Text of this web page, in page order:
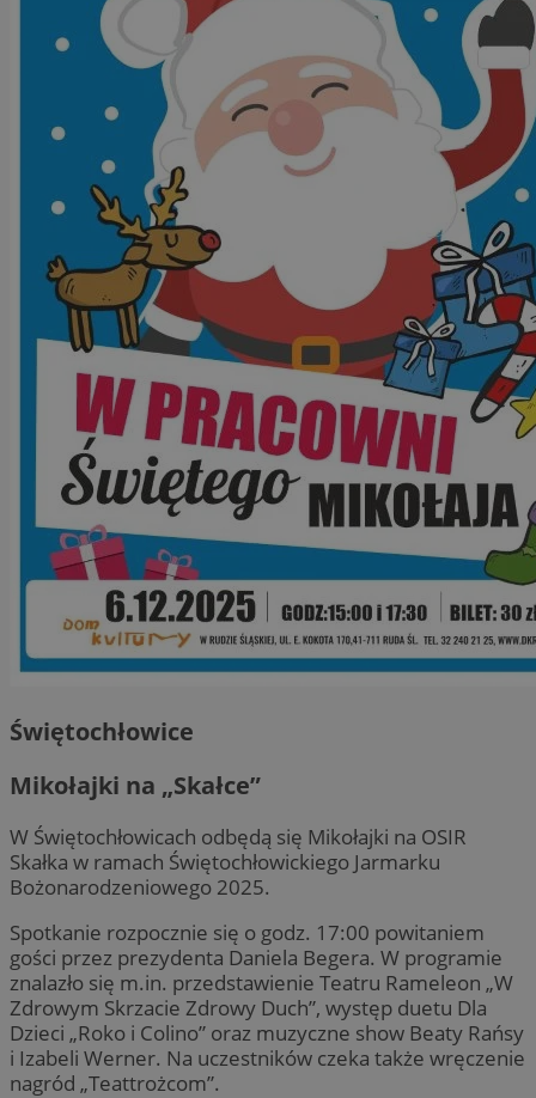
Świętochłowice
Mikołajki na „Skałce”
W Świętochłowicach odbędą się Mikołajki na OSIR
Skałka w ramach Świętochłowickiego Jarmarku
Bożonarodzeniowego 2025.
Spotkanie rozpocznie się o godz. 17:00 powitaniem
gości przez prezydenta Daniela Begera. W programie
znalazło się m.in. przedstawienie Teatru Rameleon „W
Zdrowym Skrzacie Zdrowy Duch”, występ duetu Dla
Dzieci „Roko i Colino” oraz muzyczne show Beaty Rańsy
i Izabeli Werner. Na uczestników czeka także wręczenie
nagród „Teattrożcom”.